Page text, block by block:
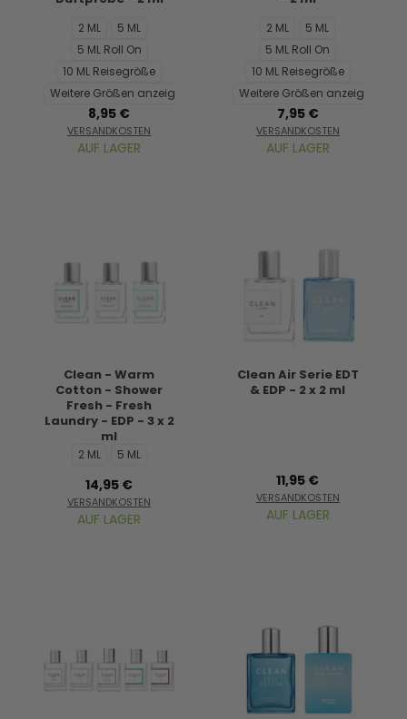
2 ML
5 ML
5 ML Roll On
10 ML Reisegröße
Weitere Größen anzeigen...
8,95 €
VERSANDKOSTEN
AUF LAGER
2 ML
5 ML
5 ML Roll On
10 ML Reisegröße
Weitere Größen anzeigen...
7,95 €
VERSANDKOSTEN
AUF LAGER
Clean - Warm
Cotton - Shower
Fresh - Fresh
Laundry - EDP - 3 x 2
ml
2 ML 5 ML
14,95 €
VERSANDKOSTEN
AUF LAGER
Clean Air Serie EDT
& EDP - 2 x 2 ml
11,95 €
VERSANDKOSTEN
AUF LAGER